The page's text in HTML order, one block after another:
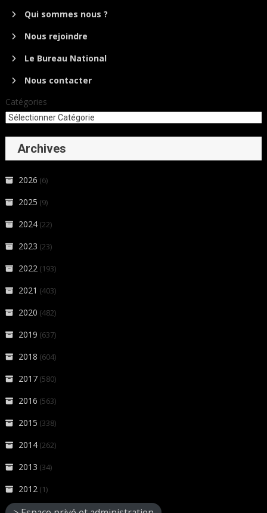
Qui sommes nous ?
Nous rejoindre
Le Bureau National
Nous contacter
Catégories
Archives
2026 (6)
2025 (9)
2024 (22)
2023 (23)
2022 (193)
2021 (403)
2020 (482)
2019 (637)
2018 (604)
2017 (580)
2016 (563)
2015 (338)
2014 (262)
2013 (34)
2012 (1)